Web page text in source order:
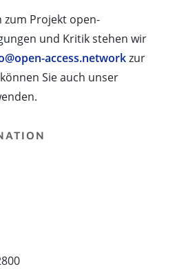
zum Projekt open-
und Kritik stehen wir
access.networkzur
Sie auch unser